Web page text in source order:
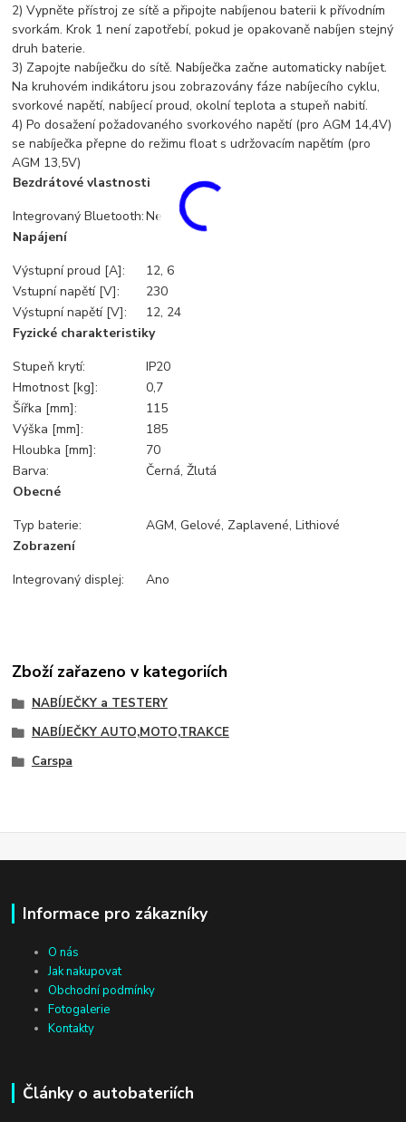
2) Vypněte přístroj ze sítě a připojte nabíjenou baterii k přívodním
svorkám. Krok 1 není zapotřebí, pokud je opakovaně nabíjen stejný
druh baterie.
3) Zapojte nabíječku do sítě. Nabíječka začne automaticky nabíjet.
Na kruhovém indikátoru jsou zobrazovány fáze nabíjecího cyklu,
svorkové napětí, nabíjecí proud, okolní teplota a stupeň nabití.
4) Po dosažení požadovaného svorkového napětí (pro AGM 14,4V)
se nabíječka přepne do režimu float s udržovacím napětím (pro
AGM 13,5V)
Bezdrátové vlastnosti
Integrovaný Bluetooth:Ne
Napájení
Výstupní proud [A]:
12, 6
Vstupní napětí [V]:
230
Výstupní napětí [V]:
12, 24
Fyzické charakteristiky
Stupeň krytí:
IP20
Hmotnost [kg]:
0,7
Šířka [mm]:
115
Výška [mm]:
185
Hloubka [mm]:
70
Barva:
Černá, Žlutá
Obecné
Typ baterie:
AGM, Gelové, Zaplavené, Lithiové
Zobrazení
Integrovaný displej:
Ano
Zboží zařazeno v kategoriích
NABÍJEČKY a TESTERY
NABÍJEČKY AUTO,MOTO,TRAKCE
Carspa
Informace pro zákazníky
O nás
Jak nakupovat
Obchodní podmínky
Fotogalerie
Kontakty
Články o autobateriích